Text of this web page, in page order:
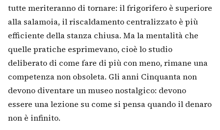
tutte meriteranno di tornare: il frigorifero è superiore
alla salamoia, il riscaldamento centralizzato è più
efficiente della stanza chiusa. Ma la mentalità che
quelle pratiche esprimevano, cioè lo studio
deliberato di come fare di più con meno, rimane una
competenza non obsoleta. Gli anni Cinquanta non
devono diventare un museo nostalgico: devono
essere una lezione su come si pensa quando il denaro
non è infinito.